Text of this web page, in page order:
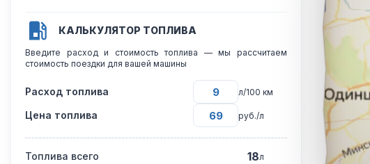
КАЛЬКУЛЯТОР ТОПЛИВА
Введите расход и стоимость топлива — мы рассчитаем
стоимость поездки для вашей машины
Расход топлива л/100 км
Цена топлива руб./л
Топлива всего 18л